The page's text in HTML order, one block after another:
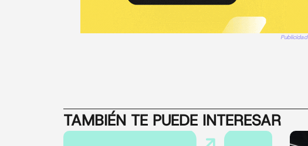
Publicidad
TAMBIÉN TE PUEDE INTERESAR